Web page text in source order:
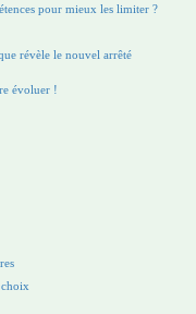
pour mieux les limiter ?
révèle le nouvel arrêté
évoluer !